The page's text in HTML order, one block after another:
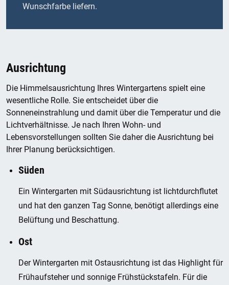
Wunschfarbe liefern.
Ausrichtung
Die Himmelsausrichtung Ihres Wintergartens spielt eine
wesentliche Rolle. Sie entscheidet über die
Sonneneinstrahlung und damit über die Temperatur und die
Lichtverhältnisse. Je nach Ihren Wohn- und
Lebensvorstellungen sollten Sie daher die Ausrichtung bei
Ihrer Planung berücksichtigen.
Süden
Ein Wintergarten mit Südausrichtung ist lichtdurchflutet
und hat den ganzen Tag Sonne, benötigt allerdings eine
Belüftung und Beschattung.
Ost
Der Wintergarten mit Ostausrichtung ist das Highlight für
Frühaufsteher und sonnige Frühstückstafeln. Für die